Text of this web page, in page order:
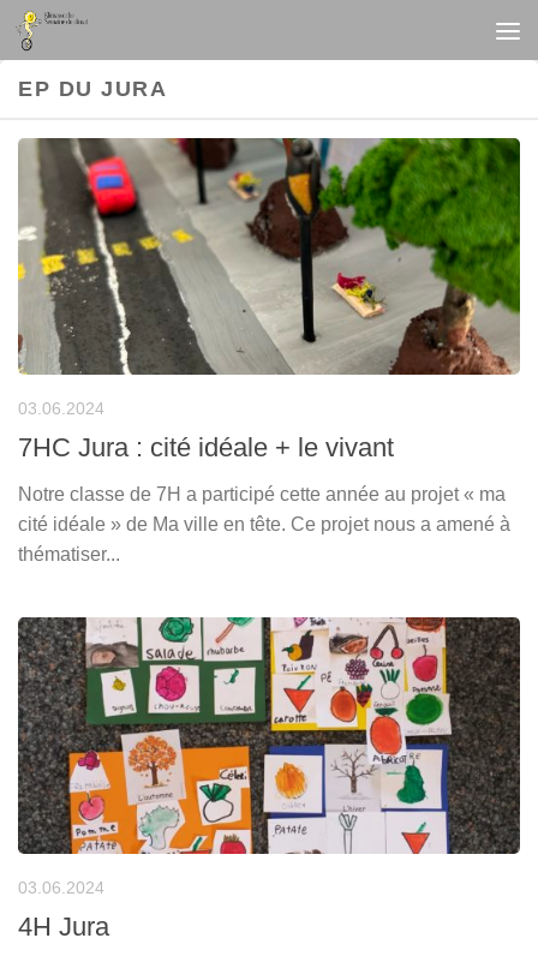
Au dessous du contenu
EP DU JURA
03.06.2024
7HC Jura : cité idéale + le vivant
Notre classe de 7H a participé cette année au projet « ma
cité idéale » de Ma ville en tête. Ce projet nous a amené à
thématiser...
03.06.2024
4H Jura